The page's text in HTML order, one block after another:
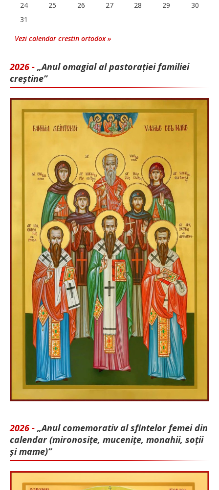
24
25 26 27 28 29
30
31
Vezi calendar crestin ortodox »
2026 - „Anul omagial al pastorației familiei
creștine”
2026 - „Anul comemorativ al sfintelor femei din
calendar (mironosițe, mu­cenițe, monahii, soții
și mame)”